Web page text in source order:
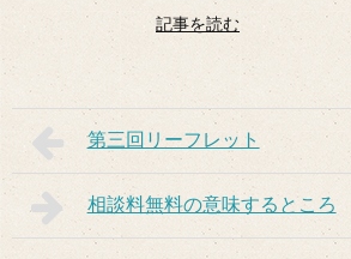
記事を読む
第三回リーフレット
相談料無料の意味するところ